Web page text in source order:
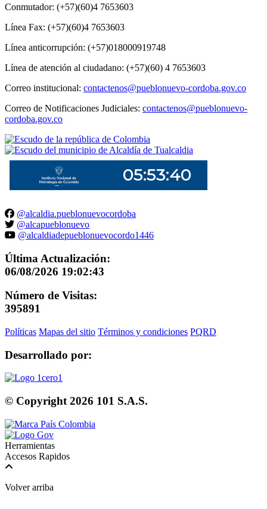
Conmutador: (+57)(60)4 7653603
Línea Fax: (+57)(60)4 7653603
Línea anticorrupción: (+57)018000919748
Línea de atención al ciudadano: (+57)(60) 4 7653603
Correo institucional: contactenos@pueblonuevo-cordoba.gov.co
Correo de Notificaciones Judiciales: contactenos@pueblonuevo-
cordoba.gov.co
@alcaldia.pueblonuevocordoba
@alcapueblonuevo
@alcaldiadepueblonuevocordo1446
Última Actualización:
06/08/2026 19:02:43
Número de Visitas:
395891
Políticas Mapas del sitio Términos y condiciones PQRD
Desarrollado por:
© Copyright 2026 101 S.A.S.
Herramientas
Accesos Rapidos
Volver arriba